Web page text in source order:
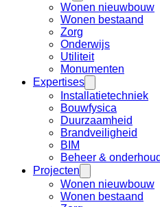
Wonen nieuwbouw
Wonen bestaand
Zorg
Onderwijs
Utiliteit
Monumenten
Expertises
Installatietechniek
Bouwfysica
Duurzaamheid
Brandveiligheid
BIM
Beheer & onderhoud
Projecten
Wonen nieuwbouw
Wonen bestaand